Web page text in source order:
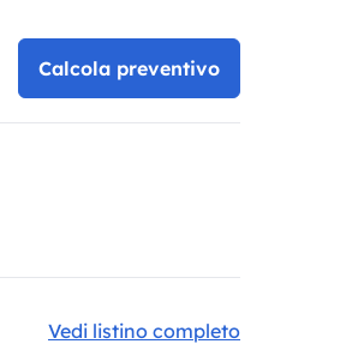
Calcola preventivo
Vedi listino completo